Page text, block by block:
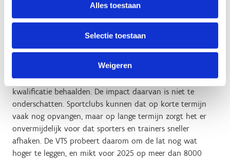
Alles toestaan
Selectie toestaan
Weigeren
focus zijn. Ook je vervolgopleidingen kan je veel flexibeler
kiezen in functie van je eigen gewenste ontwikkeling als
Ondanks de mooie instroomcijfers van de laatste jaren
hebben heel wat Vlaamse sportclubs moeite om
voldoende trainers te vinden, en al zeker trainers die een
kwalificatie behaalden. De impact daarvan is niet te
onderschatten. Sportclubs kunnen dat op korte termijn
vaak nog opvangen, maar op lange termijn zorgt het er
onvermijdelijk voor dat sporters en trainers sneller
afhaken. De VTS probeert daarom om de lat nog wat
hoger te leggen, en mikt voor 2025 op meer dan 8000